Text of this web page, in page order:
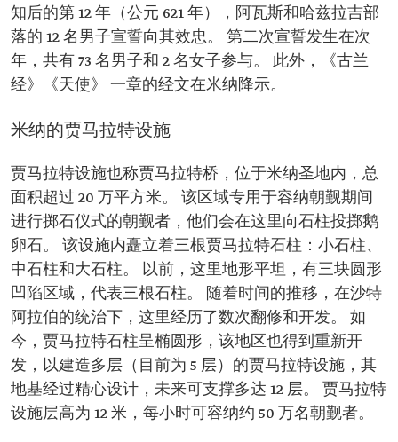
知后的第 12 年（公元 621 年），阿瓦斯和哈兹拉吉部
落的 12 名男子宣誓向其效忠。 第二次宣誓发生在次
年，共有 73 名男子和 2 名女子参与。 此外，《古兰
经》《天使》 一章的经文在米纳降示。
米纳的贾马拉特设施
贾马拉特设施也称贾马拉特桥，位于米纳圣地内，总
面积超过 20 万平方米。 该区域专用于容纳朝觐期间
进行掷石仪式的朝觐者，他们会在这里向石柱投掷鹅
卵石。 该设施内矗立着三根贾马拉特石柱：小石柱、
中石柱和大石柱。 以前，这里地形平坦，有三块圆形
凹陷区域，代表三根石柱。 随着时间的推移，在沙特
阿拉伯的统治下，这里经历了数次翻修和开发。 如
今，贾马拉特石柱呈椭圆形，该地区也得到重新开
发，以建造多层（目前为 5 层）的贾马拉特设施，其
地基经过精心设计，未来可支撑多达 12 层。 贾马拉特
设施层高为 12 米，每小时可容纳约 50 万名朝觐者。